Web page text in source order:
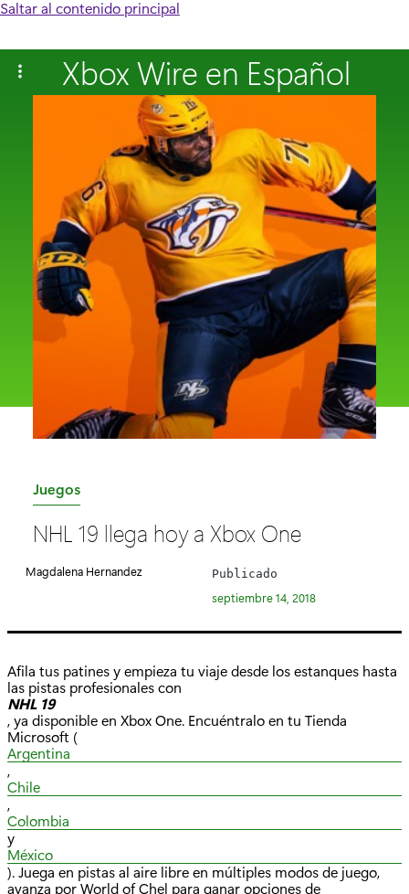
Saltar al contenido principal
Xbox Wire en Español
C
t
r
a
:
Juegos
NHL 19 llega hoy a Xbox One
Magdalena Hernandez Publicado
septiembre 14, 2018
Afila tus patines y empieza tu viaje desde los estanques hasta
las pistas profesionales con
NHL 19
, ya disponible en Xbox One. Encuéntralo en tu Tienda
Microsoft (
Argentina
,
Chile
,
Colombia
y
México
). Juega en pistas al aire libre en múltiples modos de juego,
avanza por World of Chel para ganar opciones de